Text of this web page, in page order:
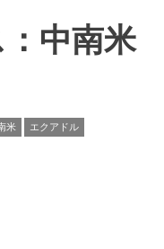
中南米
米
エクアドル